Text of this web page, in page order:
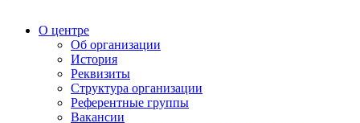
О центре
Об организации
История
Реквизиты
Структура организации
Референтные группы
Вакансии